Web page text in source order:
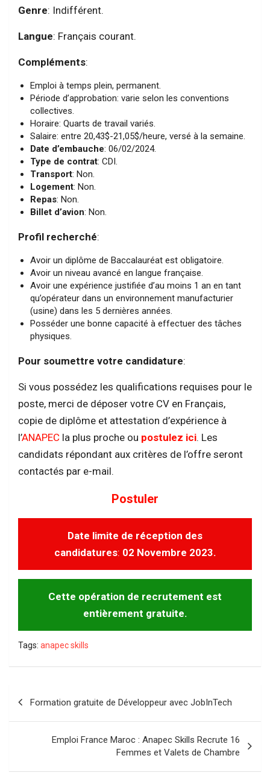
Genre: Indifférent.
Langue: Français courant.
Compléments:
Emploi à temps plein, permanent.
Période d’approbation: varie selon les conventions
collectives.
Horaire: Quarts de travail variés.
Salaire: entre 20,43$-21,05$/heure, versé à la semaine.
Date d’embauche: 06/02/2024.
Type de contrat: CDI.
Transport: Non.
Logement: Non.
Repas: Non.
Billet d’avion: Non.
Profil recherché:
Avoir un diplôme de Baccalauréat est obligatoire.
Avoir un niveau avancé en langue française.
Avoir une expérience justifiée d’au moins 1 an en tant
qu’opérateur dans un environnement manufacturier
(usine) dans les 5 dernières années.
Posséder une bonne capacité à effectuer des tâches
physiques.
Pour soumettre votre candidature:
Si vous possédez les qualifications requises pour le
poste, merci de déposer votre CV en Français,
copie de diplôme et attestation d’expérience à
l’ANAPEC la plus proche ou postulez ici. Les
candidats répondant aux critères de l’offre seront
contactés par e-mail.
Postuler
Date limite de réception des
candidatures: 02 Novembre 2023.
Cette opération de recrutement est
entièrement gratuite.
Tags: anapec skills
Formation gratuite de Développeur avec JobInTech
Emploi France Maroc : Anapec Skills Recrute 16
Femmes et Valets de Chambre